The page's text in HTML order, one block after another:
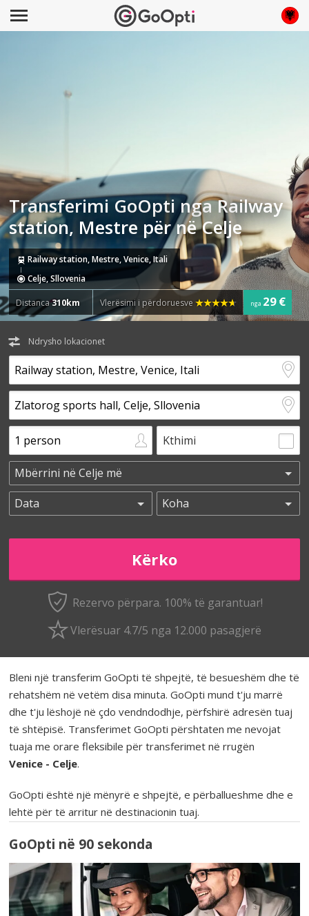
Transferimi GoOpti nga Railway
station, Mestre për në Celje
Railway station, Mestre, Venice, Itali
Celje, Sllovenia
Distanca310km Vlerësimi i përdoruesve nga 29 €
Ndrysho lokacionet
Kthimi
Rezervo përpara. 100% të garantuar!
Vlerësuar 4.7/5 nga 12.000 pasagjerë
Bleni një transferim GoOpti të shpejtë, të besueshëm dhe të
rehatshëm në vetëm disa minuta. GoOpti mund t'ju marrë
dhe t'ju lëshojë në çdo vendndodhje, përfshirë adresën tuaj
të shtëpisë. Transferimet GoOpti përshtaten me nevojat
tuaja me orare fleksibile për transferimet në rrugën
Venice - Celje.
GoOpti është një mënyrë e shpejtë, e përballueshme dhe e
lehtë për të arritur në destinacionin tuaj.
GoOpti në 90 sekonda